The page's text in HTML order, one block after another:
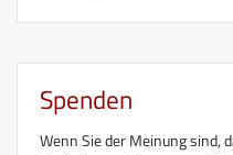
Spenden
Wenn Sie der Meinung sind,